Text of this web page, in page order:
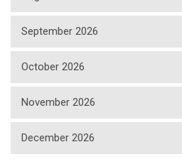
September 2026
October 2026
November 2026
December 2026